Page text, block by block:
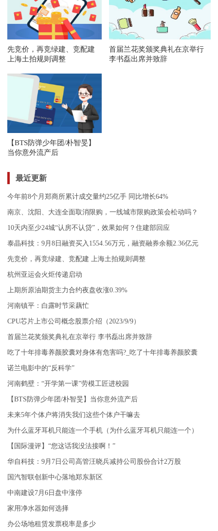
先竞价，再竞绿建、竞配建
上海土拍规则调整
首届兰花奖颁奖典礼在京举行
李书磊出席并致辞
【BTS防弹少年团/朴智旻】
当你意外流产后
最近更新
今年前8个月郑商所累计成交量约25亿手 同比增长64%
南京、沈阳、大连全面取消限购，一线城市限购政策会松动吗？
10天内至少24城“认房不认贷”，效果如何？住建部回应
泰晶科技：9月8日融资买入1554.56万元，融资融券余额2.36亿元
先竞价，再竞绿建、竞配建 上海土拍规则调整
杭州亚运会火炬传递启动
上期所原油期货主力合约夜盘收涨0.39%
河南镇平：白露时节采藕忙
CPU芯片上市公司概念股票介绍（2023/9/9）
首届兰花奖颁奖典礼在京举行 李书磊出席并致辞
吃了十年排毒养颜胶囊对身体有危害吗?_吃了十年排毒养颜胶囊
诺兰电影中的“反科学”
河南鹤壁：“开学第一课”劳模工匠进校园
【BTS防弹少年团/朴智旻】当你意外流产后
未来5年个体户将消失我们这些个体户干嘛去
为什么蓝牙耳机只能连一个手机（为什么蓝牙耳机只能连一个）
【国际漫评】“您这话我没法接啊！”
华自科技：9月7日公司高管汪晓兵减持公司股份合计2万股
国汽智联创新中心落地郑东新区
中南建设7月6日盘中涨停
家用净水器如何选择
办公场地租赁发票税率是多少